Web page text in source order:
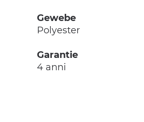
Gewebe
Polyester
Garantie
4 anni